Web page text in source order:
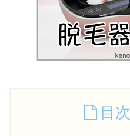
目次